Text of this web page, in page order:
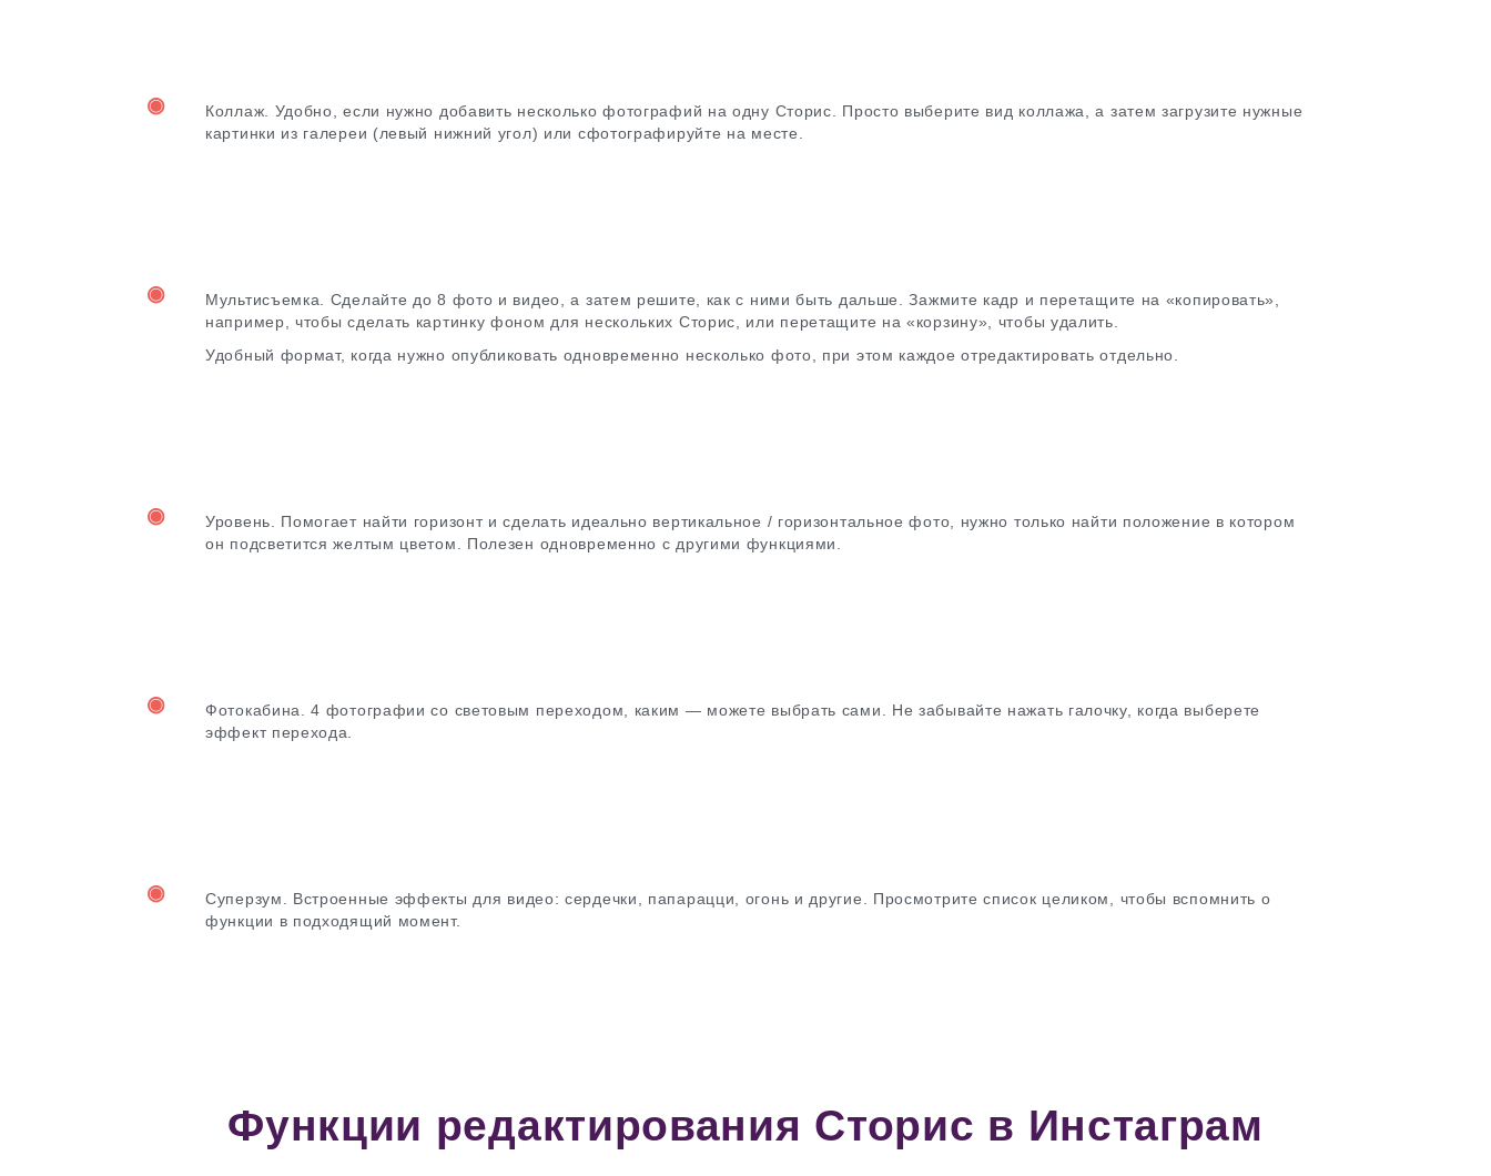
◉
Коллаж. Удобно, если нужно добавить несколько фотографий на одну Сторис. Просто выберите вид коллажа, а затем загрузите нужные
картинки из галереи (левый нижний угол) или сфотографируйте на месте.
◉
Мультисъемка. Сделайте до 8 фото и видео, а затем решите, как с ними быть дальше. Зажмите кадр и перетащите на «копировать»,
например, чтобы сделать картинку фоном для нескольких Сторис, или перетащите на «корзину», чтобы удалить.
Удобный формат, когда нужно опубликовать одновременно несколько фото, при этом каждое отредактировать отдельно.
◉
Уровень. Помогает найти горизонт и сделать идеально вертикальное / горизонтальное фото, нужно только найти положение в котором
он подсветится желтым цветом. Полезен одновременно с другими функциями.
◉
Фотокабина. 4 фотографии со световым переходом, каким — можете выбрать сами. Не забывайте нажать галочку, когда выберете
эффект перехода.
◉
Суперзум. Встроенные эффекты для видео: сердечки, папарацци, огонь и другие. Просмотрите список целиком, чтобы вспомнить о
функции в подходящий момент.
Функции редактирования Сторис в Инстаграм